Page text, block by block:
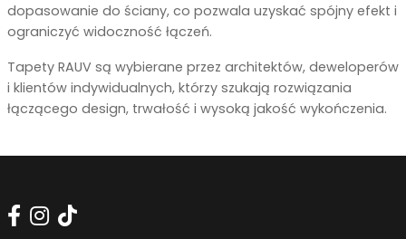
dopasowanie do ściany, co pozwala uzyskać spójny efekt i
ograniczyć widoczność łączeń.
Tapety RAUV są wybierane przez architektów, deweloperów
i klientów indywidualnych, którzy szukają rozwiązania
łączącego design, trwałość i wysoką jakość wykończenia.